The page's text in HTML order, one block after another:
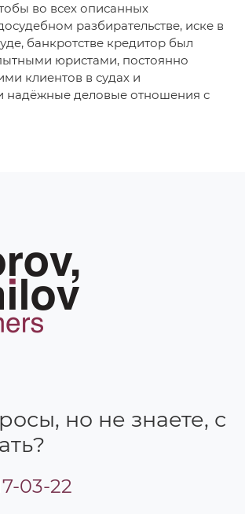
во всех описанных
разбирательстве, иске в
банкротстве кредитор был
юристами, постоянно
клиентов в судах и
надёжные деловые отношения с
но не знаете, с
03-22